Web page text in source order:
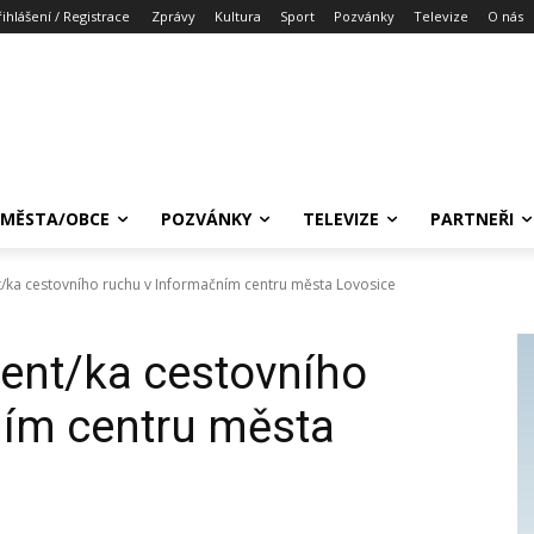
/ Registrace Zprávy Kultura Sport Pozvánky Televize O nás
MĚSTA/OBCE POZVÁNKY TELEVIZE PARTNEŘI
ka cestovního ruchu v Informačním centru města Lovosice
ka cestovního
centru města